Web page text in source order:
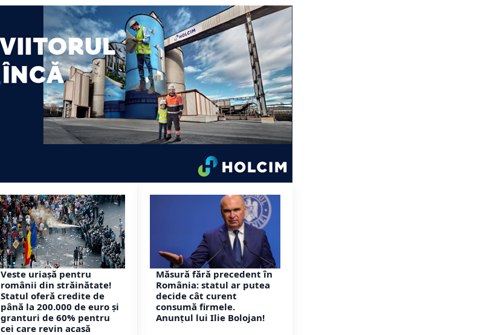
Veste uriașă pentru
românii din străinătate!
Statul oferă credite de
până la 200.000 de euro și
granturi de 60% pentru
cei care revin acasă
Măsură fără precedent în
România: statul ar putea
decide cât curent
consumă firmele.
Anunțul lui Ilie Bolojan!